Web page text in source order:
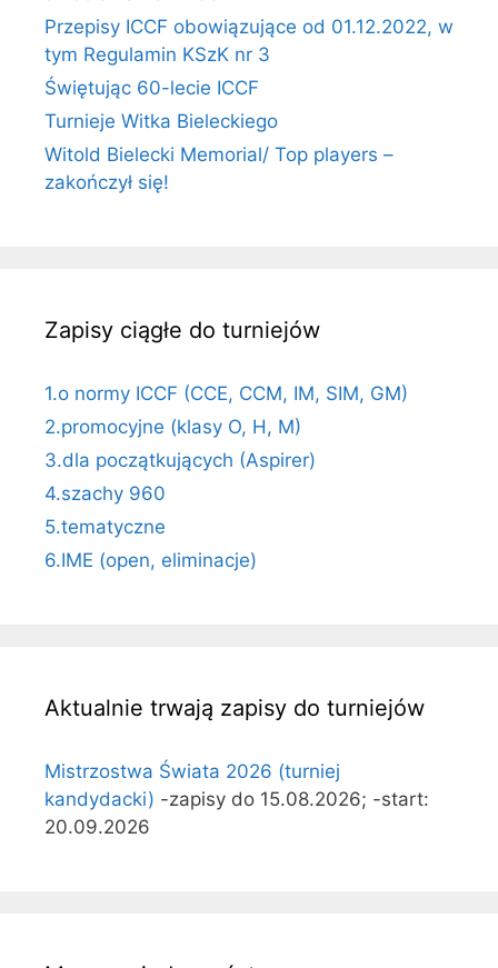
Przepisy ICCF obowiązujące od 01.12.2022, w
tym Regulamin KSzK nr 3
Świętując 60-lecie ICCF
Turnieje Witka Bieleckiego
Witold Bielecki Memorial/ Top players –
zakończył się!
Zapisy ciągłe do turniejów
1.o normy ICCF (CCE, CCM, IM, SIM, GM)
2.promocyjne (klasy O, H, M)
3.dla początkujących (Aspirer)
4.szachy 960
5.tematyczne
6.IME (open, eliminacje)
Aktualnie trwają zapisy do turniejów
Mistrzostwa Świata 2026 (turniej
kandydacki) -zapisy do 15.08.2026; -start:
20.09.2026